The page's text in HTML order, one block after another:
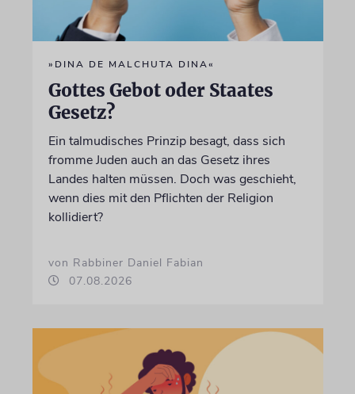
»DINA DE MALCHUTA DINA«
Gottes Gebot oder Staates
Gesetz?
Ein talmudisches Prinzip besagt, dass sich
fromme Juden auch an das Gesetz ihres
Landes halten müssen. Doch was geschieht,
wenn dies mit den Pflichten der Religion
kollidiert?
von Rabbiner Daniel Fabian
07.08.2026